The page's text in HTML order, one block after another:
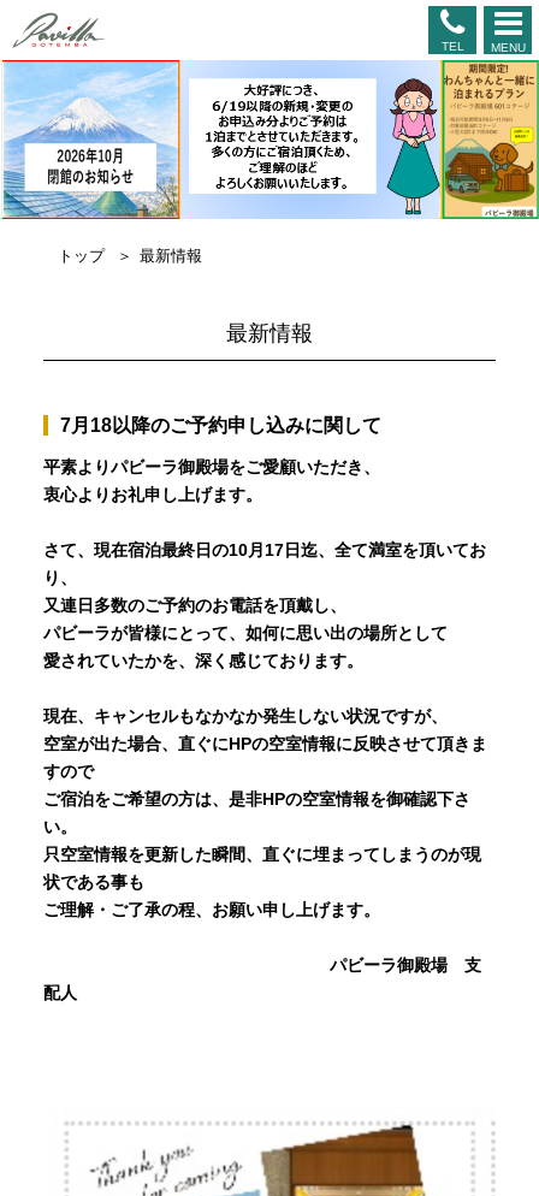
TEL MENU
トップ 最新情報
最新情報
7月18以降のご予約申し込みに関して
平素よりパビーラ御殿場をご愛顧いただき、
衷心よりお礼申し上げます。
さて、現在宿泊最終日の10月17日迄、全て満室を頂いてお
り、
又連日多数のご予約のお電話を頂戴し、
パビーラが皆様にとって、如何に思い出の場所として
愛されていたかを、深く感じております。
現在、キャンセルもなかなか発生しない状況ですが、
空室が出た場合、直ぐにHPの空室情報に反映させて頂きま
すので
ご宿泊をご希望の方は、是非HPの空室情報を御確認下さ
い。
只空室情報を更新した瞬間、直ぐに埋まってしまうのが現
状である事も
ご理解・ご了承の程、お願い申し上げます。
パビーラ御殿場 支
配人